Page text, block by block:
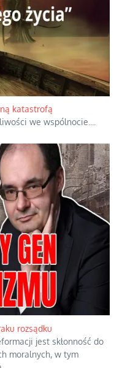
katastrofą
we wspólnocie.
rozsądku
jest skłonność do
moralnych, w tym